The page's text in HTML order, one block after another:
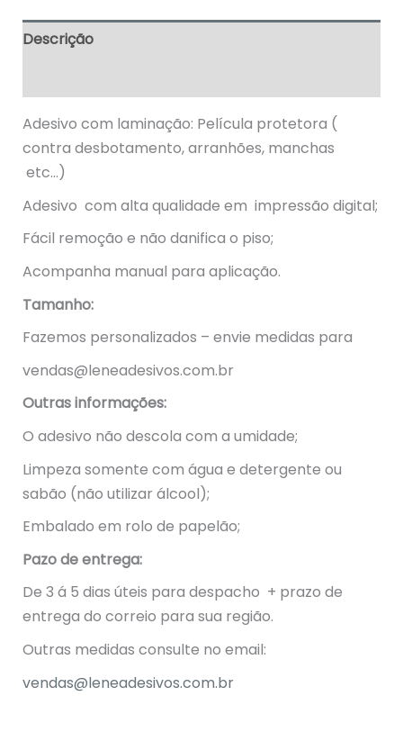
Descrição
Adesivo com laminação: Película protetora (
contra desbotamento, arranhões, manchas
etc…)
Adesivo com alta qualidade em impressão digital;
Fácil remoção e não danifica o piso;
Acompanha manual para aplicação.
Tamanho:
Fazemos personalizados – envie medidas para
vendas@leneadesivos.com.br
Outras informações:
O adesivo não descola com a umidade;
Limpeza somente com água e detergente ou
sabão (não utilizar álcool);
Embalado em rolo de papelão;
Pazo de entrega:
De 3 á 5 dias úteis para despacho + prazo de
entrega do correio para sua região.
Outras medidas consulte no email:
vendas@leneadesivos.com.br